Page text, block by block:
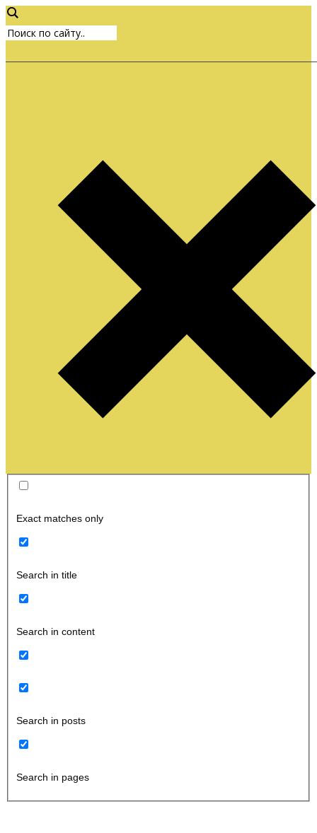
Exact matches only
Search in title
Search in content
Search in posts
Search in pages